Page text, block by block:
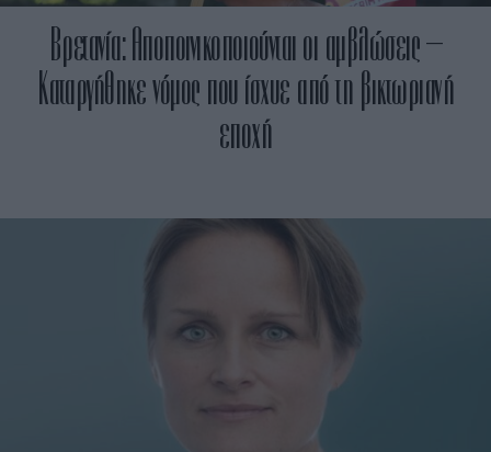
Βρετανία: Αποποινικοποιούνται οι αμβλώσεις –
Καταργήθηκε νόμος που ίσχυε από τη βικτωριανή
εποχή